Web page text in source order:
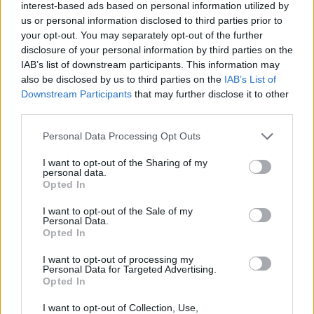
interest-based ads based on personal information utilized by
us or personal information disclosed to third parties prior to
your opt-out. You may separately opt-out of the further
disclosure of your personal information by third parties on the
IAB’s list of downstream participants. This information may
also be disclosed by us to third parties on the IAB’s List of
Downstream Participants that may further disclose it to other
Personal Data Processing Opt Outs
I want to opt-out of the Sharing of my
personal data.
Opted In
I want to opt-out of the Sale of my
Personal Data.
Opted In
I want to opt-out of processing my
Personal Data for Targeted Advertising.
Opted In
I want to opt-out of Collection, Use,
-
08:45
Romantikspaß gegenseitig in die...
Wie werde ich ihn
Tagen?
Spielfilm/ Komödie
Mo
Hancock
Der alkoholkranke Superheld Hancock soll sein ruiniertes
Image...
Hancock
Spielfilm/ Actionkomödie
Hancock
Der alkoholkranke Superheld Hancock soll sein ruiniertes
Image...